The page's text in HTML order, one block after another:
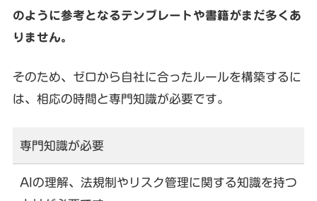
のように参考となるテンプレートや書籍がまだ多くあ
りません。
そのため、ゼロから自社に合ったルールを構築するに
は、相応の時間と専門知識が必要です。
専門知識が必要
AIの理解、法規制やリスク管理に関する知識を持つ